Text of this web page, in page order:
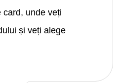
card, unde veți
și veți alege